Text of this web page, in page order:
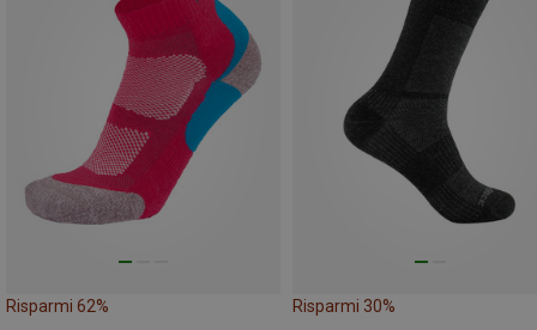
Risparmi 62% Risparmi 30%